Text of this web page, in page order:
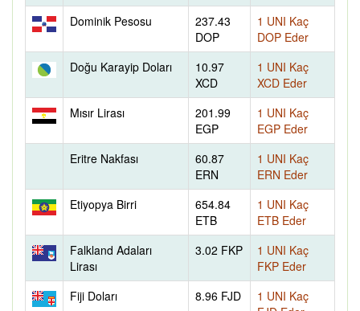
Dominik Pesosu
237.43
DOP
1 UNI Kaç
DOP Eder
Doğu Karayip Doları
10.97
XCD
1 UNI Kaç
XCD Eder
Mısır Lirası
201.99
EGP
1 UNI Kaç
EGP Eder
Eritre Nakfası
60.87
ERN
1 UNI Kaç
ERN Eder
Etiyopya Birri
654.84
ETB
1 UNI Kaç
ETB Eder
Falkland Adaları
Lirası
3.02 FKP
1 UNI Kaç
FKP Eder
Fiji Doları
8.96 FJD
1 UNI Kaç